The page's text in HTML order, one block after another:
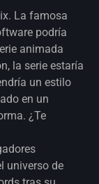
La famosa
podría
animada
la serie estaría
un estilo
en un
¿Te
universo de